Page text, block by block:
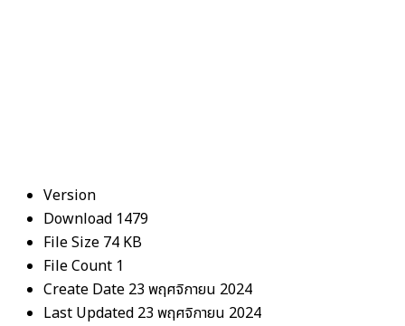
Version
Download 1479
File Size 74 KB
File Count 1
Create Date 23 พฤศจิกายน 2024
Last Updated 23 พฤศจิกายน 2024